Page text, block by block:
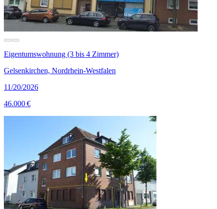
Eigentumswohnung (3 bis 4 Zimmer)
Gelsenkirchen, Nordrhein-Westfalen
11/20/2026
46.000 €